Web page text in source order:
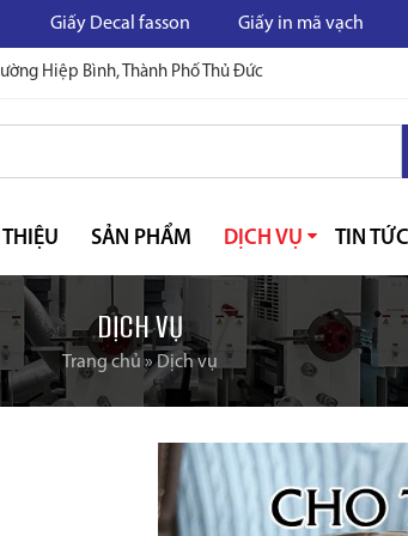
Giấy in mã vạch In mã vạch
Hiệp Bình, Thành Phố Thủ Đức
SẢN PHẨM DỊCH VỤ TIN TỨC
DỊCH VỤ
Trang chủ»Dịch vụ